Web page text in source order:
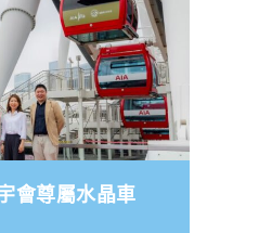
會尊屬水晶車